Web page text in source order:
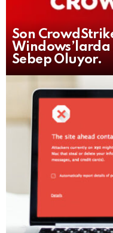
Son
Windows’larda
Sebep Oluyor.